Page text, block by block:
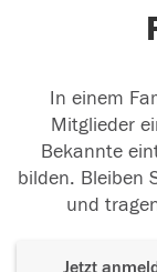
In einem
Mitglieder
Bekannte
bilden. Bleiben
und
Jetzt